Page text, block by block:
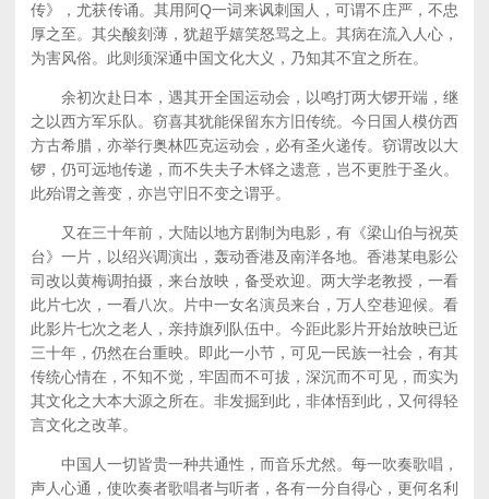
传》，尤获传诵。其用阿Q一词来讽刺国人，可谓不庄严，不忠
厚之至。其尖酸刻薄，犹超乎嬉笑怒骂之上。其病在流入人心，
为害风俗。此则须深通中国文化大义，乃知其不宜之所在。
余初次赴日本，遇其开全国运动会，以鸣打两大锣开端，继
之以西方军乐队。窃喜其犹能保留东方旧传统。今日国人模仿西
方古希腊，亦举行奥林匹克运动会，必有圣火递传。窃谓改以大
锣，仍可远地传递，而不失夫子木铎之遗意，岂不更胜于圣火。
此殆谓之善变，亦岂守旧不变之谓乎。
又在三十年前，大陆以地方剧制为电影，有《梁山伯与祝英
台》一片，以绍兴调演出，轰动香港及南洋各地。香港某电影公
司改以黄梅调拍摄，来台放映，备受欢迎。两大学老教授，一看
此片七次，一看八次。片中一女名演员来台，万人空巷迎候。看
此影片七次之老人，亲持旗列队伍中。今距此影片开始放映已近
三十年，仍然在台重映。即此一小节，可见一民族一社会，有其
传统心情在，不知不觉，牢固而不可拔，深沉而不可见，而实为
其文化之大本大源之所在。非发掘到此，非体悟到此，又何得轻
言文化之改革。
中国人一切皆贵一种共通性，而音乐尤然。每一吹奏歌唱，
声人心通，使吹奏者歌唱者与听者，各有一分自得心，更何名利